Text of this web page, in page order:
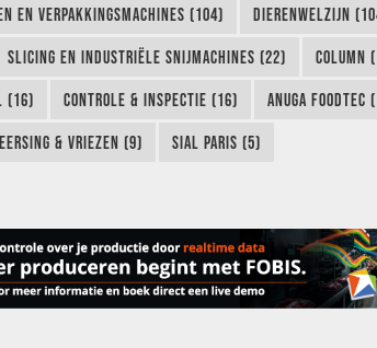
EN VERPAKKINGSMACHINES (104) DIERENWELZIJN
SLICING EN INDUSTRIËLE SNIJMACHINES (22) COLUMN
(16) CONTROLE & INSPECTIE (16) ANUGA FOODTEC
& VRIEZEN (9) SIAL PARIS (5)